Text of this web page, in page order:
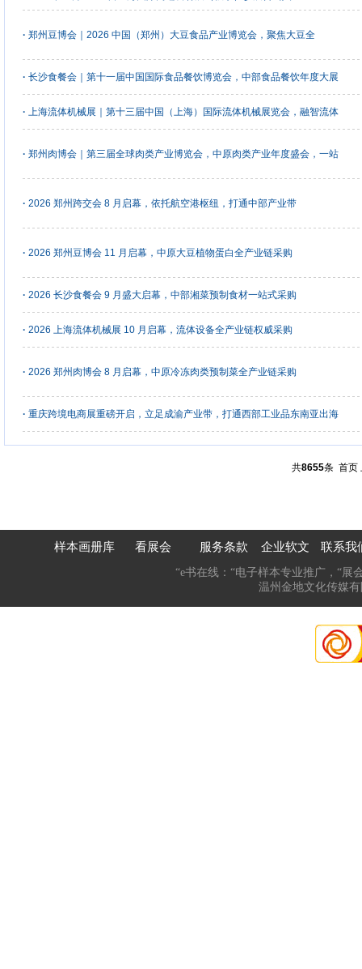
· 郑州豆博会｜2026 中国（郑州）大豆食品产业博览会，聚焦大豆全
· 长沙食餐会｜第十一届中国国际食品餐饮博览会，中部食品餐饮年度大展
· 上海流体机械展｜第十三届中国（上海）国际流体机械展览会，融智流体
· 郑州肉博会｜第三届全球肉类产业博览会，中原肉类产业年度盛会，一站
· 2026 郑州跨交会 8 月启幕，依托航空港枢纽，打通中部产业带
· 2026 郑州豆博会 11 月启幕，中原大豆植物蛋白全产业链采购
· 2026 长沙食餐会 9 月盛大启幕，中部湘菜预制食材一站式采购
· 2026 上海流体机械展 10 月启幕，流体设备全产业链权威采购
· 2026 郑州肉博会 8 月启幕，中原冷冻肉类预制菜全产业链采购
· 重庆跨境电商展重磅开启，立足成渝产业带，打通西部工业品东南亚出海
共8655条 首页
样本画册库 看展会 服务条款 企业软文 联系我
“e书在线：“电子样本专业推广，“展
温州金地文化传媒